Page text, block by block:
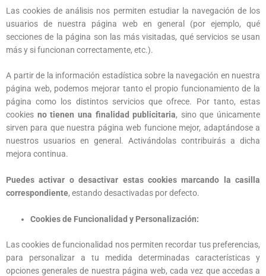
Las cookies de análisis nos permiten estudiar la navegación de los
usuarios de nuestra página web en general (por ejemplo, qué
secciones de la página son las más visitadas, qué servicios se usan
más y si funcionan correctamente, etc.).
A partir de la información estadística sobre la navegación en nuestra
página web, podemos mejorar tanto el propio funcionamiento de la
página como los distintos servicios que ofrece. Por tanto, estas
cookies no tienen una finalidad publicitaria, sino que únicamente
sirven para que nuestra página web funcione mejor, adaptándose a
nuestros usuarios en general. Activándolas contribuirás a dicha
mejora continua.
Puedes activar o desactivar estas cookies marcando la casilla
correspondiente, estando desactivadas por defecto.
Cookies de Funcionalidad y Personalización:
Las cookies de funcionalidad nos permiten recordar tus preferencias,
para personalizar a tu medida determinadas características y
opciones generales de nuestra página web, cada vez que accedas a